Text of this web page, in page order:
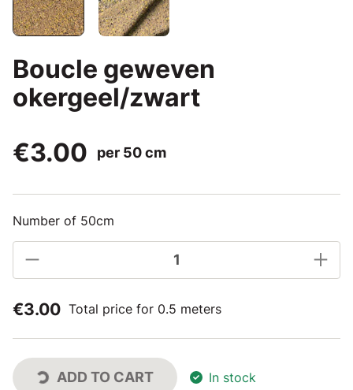
Boucle geweven
okergeel/zwart
€3.00
per 50 cm
Number of 50cm
€3.00 Total price for 0.5 meters
ADD TO CART In stock